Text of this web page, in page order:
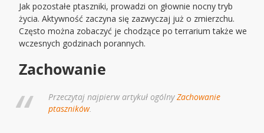
Jak pozostałe ptaszniki, prowadzi on głownie nocny tryb
życia. Aktywność zaczyna się zazwyczaj już o zmierzchu.
Często można zobaczyć je chodzące po terrarium także we
wczesnych godzinach porannych.
Zachowanie
Przeczytaj najpierw artykuł ogólnyZachowanie
ptaszników.